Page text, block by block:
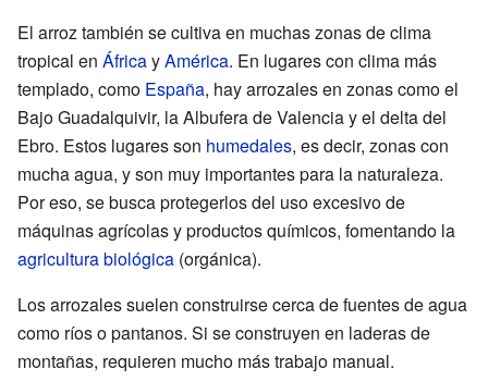
El arroz también se cultiva en muchas zonas de clima
tropical en ÁfricayAmérica. En lugares con clima más
templado, como España, hay arrozales en zonas como el
Bajo Guadalquivir, la Albufera de Valencia y el delta del
Ebro. Estos lugares son humedales, es decir, zonas con
mucha agua, y son muy importantes para la naturaleza.
Por eso, se busca protegerlos del uso excesivo de
máquinas agrícolas y productos químicos, fomentando la
agricultura biológica (orgánica).
Los arrozales suelen construirse cerca de fuentes de agua
como ríos o pantanos. Si se construyen en laderas de
montañas, requieren mucho más trabajo manual.